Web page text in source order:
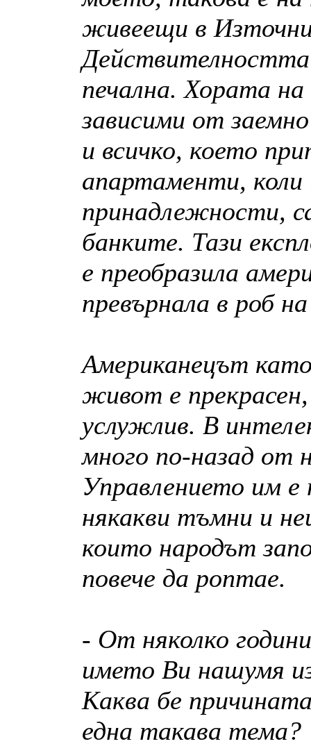
живеещи в
печална. Хората
зависими от
и всичко, което
апартаменти,
принадлежности,
банките. Тази
е преобразила
превърнала в роб
Американецът
живот е
услужлив. В
много по-назад от
Управлението им е
някакви тъмни и
които народът
повече да роптае.
- От няколко
името Ви нашумя
Каква бе
една такава тема?